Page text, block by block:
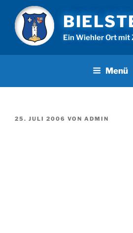
Inhalt
springen
Ein Wiehler Ort
Menü
VERÖFFENTLICHT
25. JULI 2006 VON ADMIN